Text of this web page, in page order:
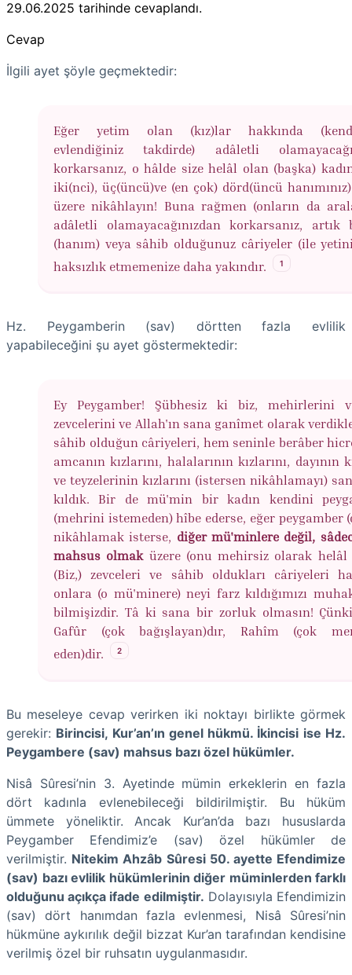
29.06.2025 tarihinde cevaplandı.
Cevap
İlgili ayet şöyle geçmektedir:
Eğer yetim olan (kız)lar hakkında
evlendiğiniz takdirde) adâletli
korkarsanız, o hâlde size helâl olan (başka)
iki(nci), üç(üncü)ve (en çok) dörd(üncü
üzere nikâhlayın! Buna rağmen (onların da
adâletli olamayacağınızdan korkarsanız,
(hanım) veya sâhib olduğunuz câriyeler (ile
haksızlık etmemenize daha yakındır.
1
Hz. Peygamberin (sav) dörtten fazla evlilik
yapabileceğini şu ayet göstermektedir:
Ey Peygamber! Şübhesiz ki biz, mehirlerini
zevcelerini ve Allah'ın sana ganîmet olarak
sâhib olduğun câriyeleri, hem seninle berâber
amcanın kızlarını, halalarının kızlarını, dayının
ve teyzelerinin kızlarını (istersen nikâhlamayı)
kıldık. Bir de mü'min bir kadın kendini
(mehrini istemeden) hîbe ederse, eğer peygamber
nikâhlamak isterse, diğer mü'minlere değil,
mahsus olmak üzere (onu mehirsiz olarak helâl
(Biz,) zevceleri ve sâhib oldukları câriyeleri
onlara (o mü'minere) neyi farz kıldığımızı
bilmişizdir. Tâ ki sana bir zorluk olmasın!
Gafûr (çok bağışlayan)dır, Rahîm (çok
eden)dir.
2
Bu meseleye cevap verirken iki noktayı birlikte görmek
gerekir: Birincisi, Kur’an’ın genel hükmü. İkincisi ise Hz.
Peygambere (sav) mahsus bazı özel hükümler.
Nisâ Sûresi’nin 3. Ayetinde mümin erkeklerin en fazla
dört kadınla evlenebileceği bildirilmiştir. Bu hüküm
ümmete yöneliktir. Ancak Kur’an’da bazı hususlarda
Peygamber Efendimiz’e (sav) özel hükümler de
verilmiştir. Nitekim Ahzâb Sûresi 50. ayette Efendimize
(sav) bazı evlilik hükümlerinin diğer müminlerden farklı
olduğunu açıkça ifade edilmiştir. Dolayısıyla Efendimizin
(sav) dört hanımdan fazla evlenmesi, Nisâ Sûresi’nin
hükmüne aykırılık değil bizzat Kur’an tarafından kendisine
verilmiş özel bir ruhsatın uygulanmasıdır.